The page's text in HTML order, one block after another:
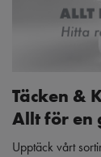
Täcken &
Allt för en
Upptäck vårt